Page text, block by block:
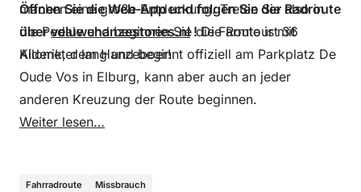
machen eine große Entdeckung. Treten Sie also in
die Pedale und beginnen Sie die Farmtour mit
Alderik, dem Hanzeboer!
Öffnen Sie die Web-App und folgen Sie der Radroute
überveluwehanzestories.nl!Die Route ist 36
Kilometer lang und beginnt offiziell am Parkplatz De
Oude Vos in Elburg, kann aber auch an jeder
anderen Kreuzung der Route beginnen.
Weiter lesen…
Fahrradroute Missbrauch